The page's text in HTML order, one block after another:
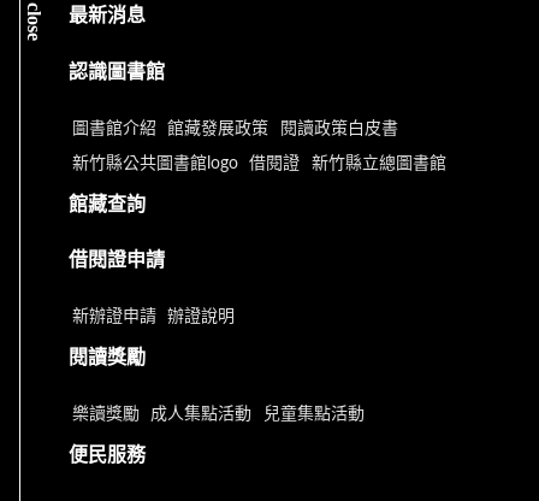
close 最新消息
認識圖書館
圖書館介紹 館藏發展政策 閱讀政策白皮書
新竹縣公共圖書館logo 借閱證 新竹縣立總圖書館
館藏查詢
借閱證申請
新辦證申請 辦證說明
閱讀獎勵
樂讀獎勵 成人集點活動 兒童集點活動
便民服務